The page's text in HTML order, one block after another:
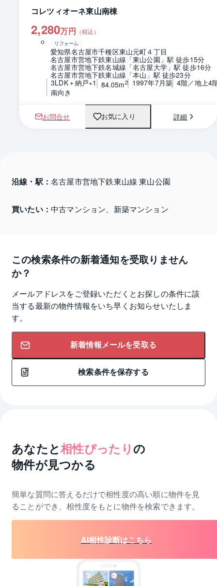
コレツィオーネ東山南棟
2,280万円 （税込）
リフォーム
愛知県名古屋市千種区東山元町４丁目
名古屋市営地下鉄東山線「東山公園」駅 徒歩15分
名古屋市営地下鉄名城線「名古屋大学」駅 徒歩16分
名古屋市営地下鉄東山線「本山」駅 徒歩23分
3LDK＋納戸×1
84.05m2 1997年7月築 4階／地上4
南向き
お問合せ お気に入り 詳細
沿線・駅： 名古屋市営地下鉄東山線 東山公園
買いたい： 中古マンション、新築マンション
この検索条件の新着通知を受取りません
か？
メールアドレスをご登録いただくとお探しの条件に該
当する最新の物件情報をいち早くお知らせいたしま
す。
新着情報メールを受取る
検索条件を保存する
あなたと相性ぴったり の
物件が見つかる
簡単な質問に答えるだけで相性度の高い順に物件を 見
ることができ、相性度をもとに物件を検索できます。
AI相性診断はこちら